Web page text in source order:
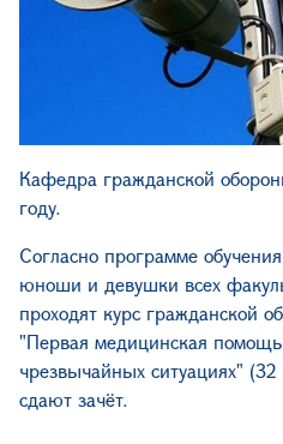
Кафедра гражданской
году.
Согласно программе
юноши и девушки всех
проходят курс гражданской
"Первая медицинская
чрезвычайных ситуациях" (32
сдают зачёт.